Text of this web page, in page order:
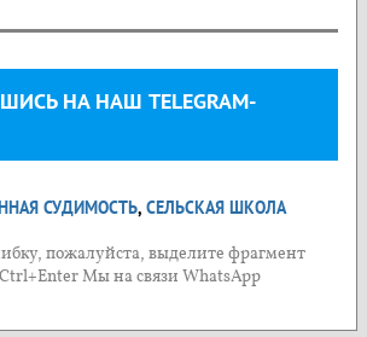
НА НАШ TELEGRAM-
СУДИМОСТЬ, СЕЛЬСКАЯ ШКОЛА
пожалуйста, выделите фрагмент
Мы на связи WhatsApp